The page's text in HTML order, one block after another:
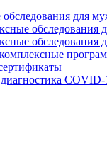
для
обследования
обследования